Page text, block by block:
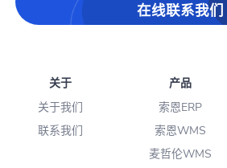
在线联系我们
关于
关于我们
联系我们
产品
索恩ERP
索恩WMS
麦哲伦WMS